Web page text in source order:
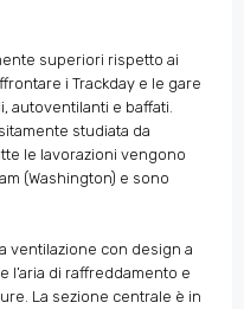
superiori rispetto ai
i Trackday e le gare
autoventilanti e baffati.
studiata da
le lavorazioni vengono
(Washington) e sono
ventilazione con design a
l’aria di raffreddamento e
La sezione centrale è in